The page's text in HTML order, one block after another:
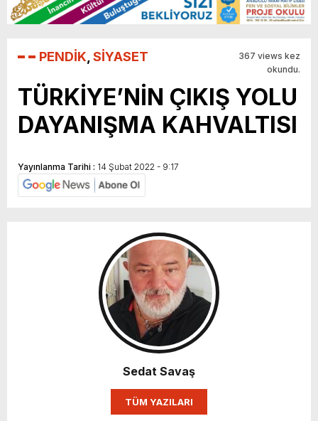
PENDİK,SİYASET
367 views kez
okundu.
TÜRKİYE’NİN ÇIKIŞ YOLU
DAYANIŞMA KAHVALTISI
Yayınlanma Tarihi : 14 Şubat 2022 - 9:17
Sedat Savaş
TÜM YAZILARI